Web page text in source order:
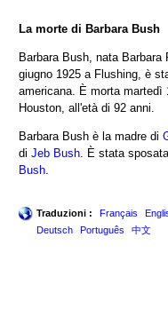
La morte di Barbara Bush
Barbara Bush, nata Barbara
giugno 1925 a Flushing, è
americana. È morta martedì
Houston, all'età di 92 anni.
Barbara Bush è la madre di
di Jeb Bush . È stata
Bush
Traduzioni : Français
Deutsch
Português 中文